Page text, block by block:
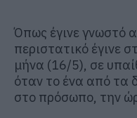
Όπως έγινε γνωστό
περιστατικό έγινε
μήνα (16/5), σε
όταν το ένα από τα
στο πρόσωπο, την